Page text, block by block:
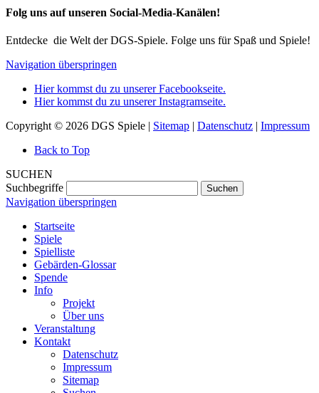
Folg uns auf unseren Social-Media-Kanälen!
Entdecke die Welt der DGS-Spiele. Folge uns für Spaß und Spiele!
Navigation überspringen
Hier kommst du zu unserer Facebookseite.
Hier kommst du zu unserer Instagramseite.
Copyright © 2026 DGS Spiele | Sitemap | Datenschutz | Impressum
Back to Top
SUCHEN
Suchbegriffe
Suchen
Navigation überspringen
Startseite
Spiele
Spielliste
Gebärden-Glossar
Spende
Info
Projekt
Über uns
Veranstaltung
Kontakt
Datenschutz
Impressum
Sitemap